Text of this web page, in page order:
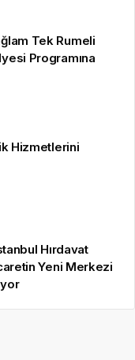
Tek Rumeli
Programına
Hizmetlerini
Hırdavat
Yeni Merkezi